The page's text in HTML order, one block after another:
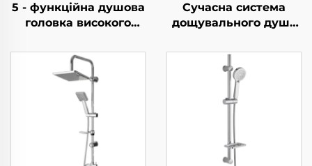
5 - функційна душова
головка високого
дизайн, 1.5М
металева гвинтка,
легкое очищення,
бездрилева
самоклейна
підставка
Сучасна система
дощувального душу
продуктивність
Ручний верхній
розпилювач Пряма
реалізація фабрики
Гарантія якості